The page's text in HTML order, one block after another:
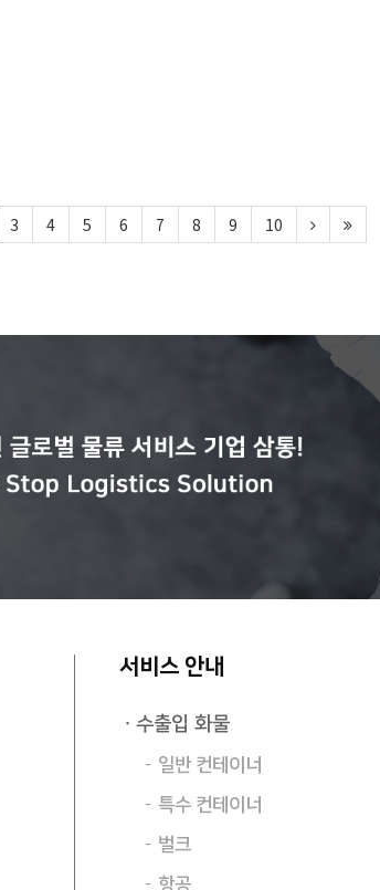
3 4 5 6 7 8 9 10
서비스 안내
수출입 화물
일반 컨테이너
특수 컨테이너
벌크
항공